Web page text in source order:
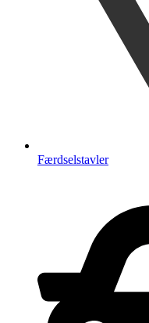
Færdselstavler